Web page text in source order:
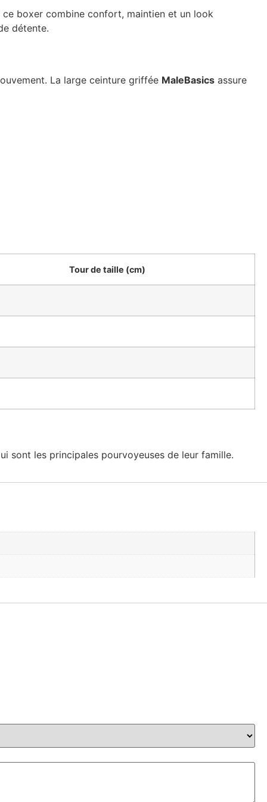
boxer combine confort, maintien et un look
détente.
La large ceinture griffée MaleBasics assure
Tour de taille (cm)
sont les principales pourvoyeuses de leur famille.